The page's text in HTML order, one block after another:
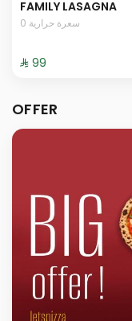
FAMILY LASAGNA
0 سعرة حرارية
⁨⁦‪‬ 99⁩
OFFER